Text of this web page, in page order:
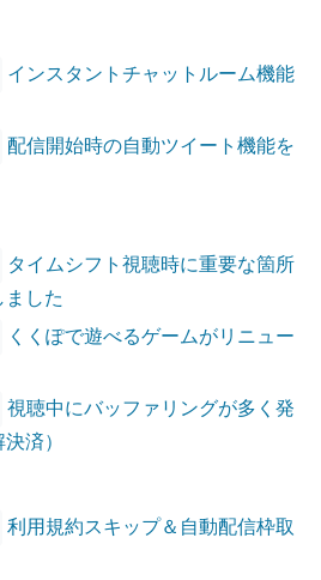
インスタントチャットルーム機能
配信開始時の自動ツイート機能を
タイムシフト視聴時に重要な箇所
ました
くくぽで遊べるゲームがリニュー
視聴中にバッファリングが多く発
済）
利用規約スキップ＆自動配信枠取